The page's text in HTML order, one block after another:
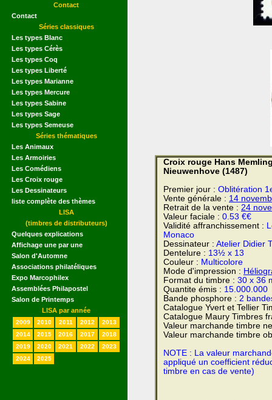
Contact
Contact
Séries classiques
Les types Blanc
Les types Cérès
Les types Coq
Les types Liberté
Les types Marianne
Les types Mercure
Les types Sabine
Les types Sage
Les types Semeuse
Séries thématiques
Les Animaux
Les Armoiries
Les Comédiens
Les Croix rouge
Les Dessinateurs
liste complète des thèmes
LISA
(timbres de distributeurs)
Quelques explications
Affichage une par une
Salon d'Automne
Associations philatéliques
Expo Marcophilex
Assemblées Philapostel
Salon de Printemps
LISA par année
2009 2010 2011 2012
2013
2014
2015 2016 2017
2018
2019
2020 2021 2022
2023
2024
2025
Croix rouge Hans
Nieuwenhove (1487)
Premier jour : Oblitération
Vente générale : 14
Retrait de la vente : 24
Valeur faciale : 0.53 €€
Validité affranchissement :
Monaco
Dessinateur : Atelier Didier
Dentelure : 13½ x 13
Couleur : Multicolore
Mode d'impression :
Format du timbre : 30 x 36
Quantite émis : 15.000.000
Bande phosphore : 2
Catalogue Yvert et Tellier
Catalogue Maury Timbres
Valeur marchande timbre
Valeur marchande timbre
NOTE : La valeur
appliqué un coefficient
timbre en cas de vente)